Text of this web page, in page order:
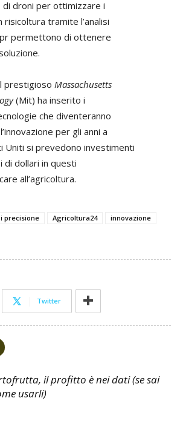
di droni per ottimizzare i
tramite l’analisi
permettono di ottenere
prestigioso Massachusetts
(Mit) ha inserito i
che diventeranno
per gli anni a
Uniti si prevedono investimenti
di dollari in questi
all’agricoltura.
precisione Agricoltura24
innovazione
Twitter
il profitto è nei dati (se sai
usarli)